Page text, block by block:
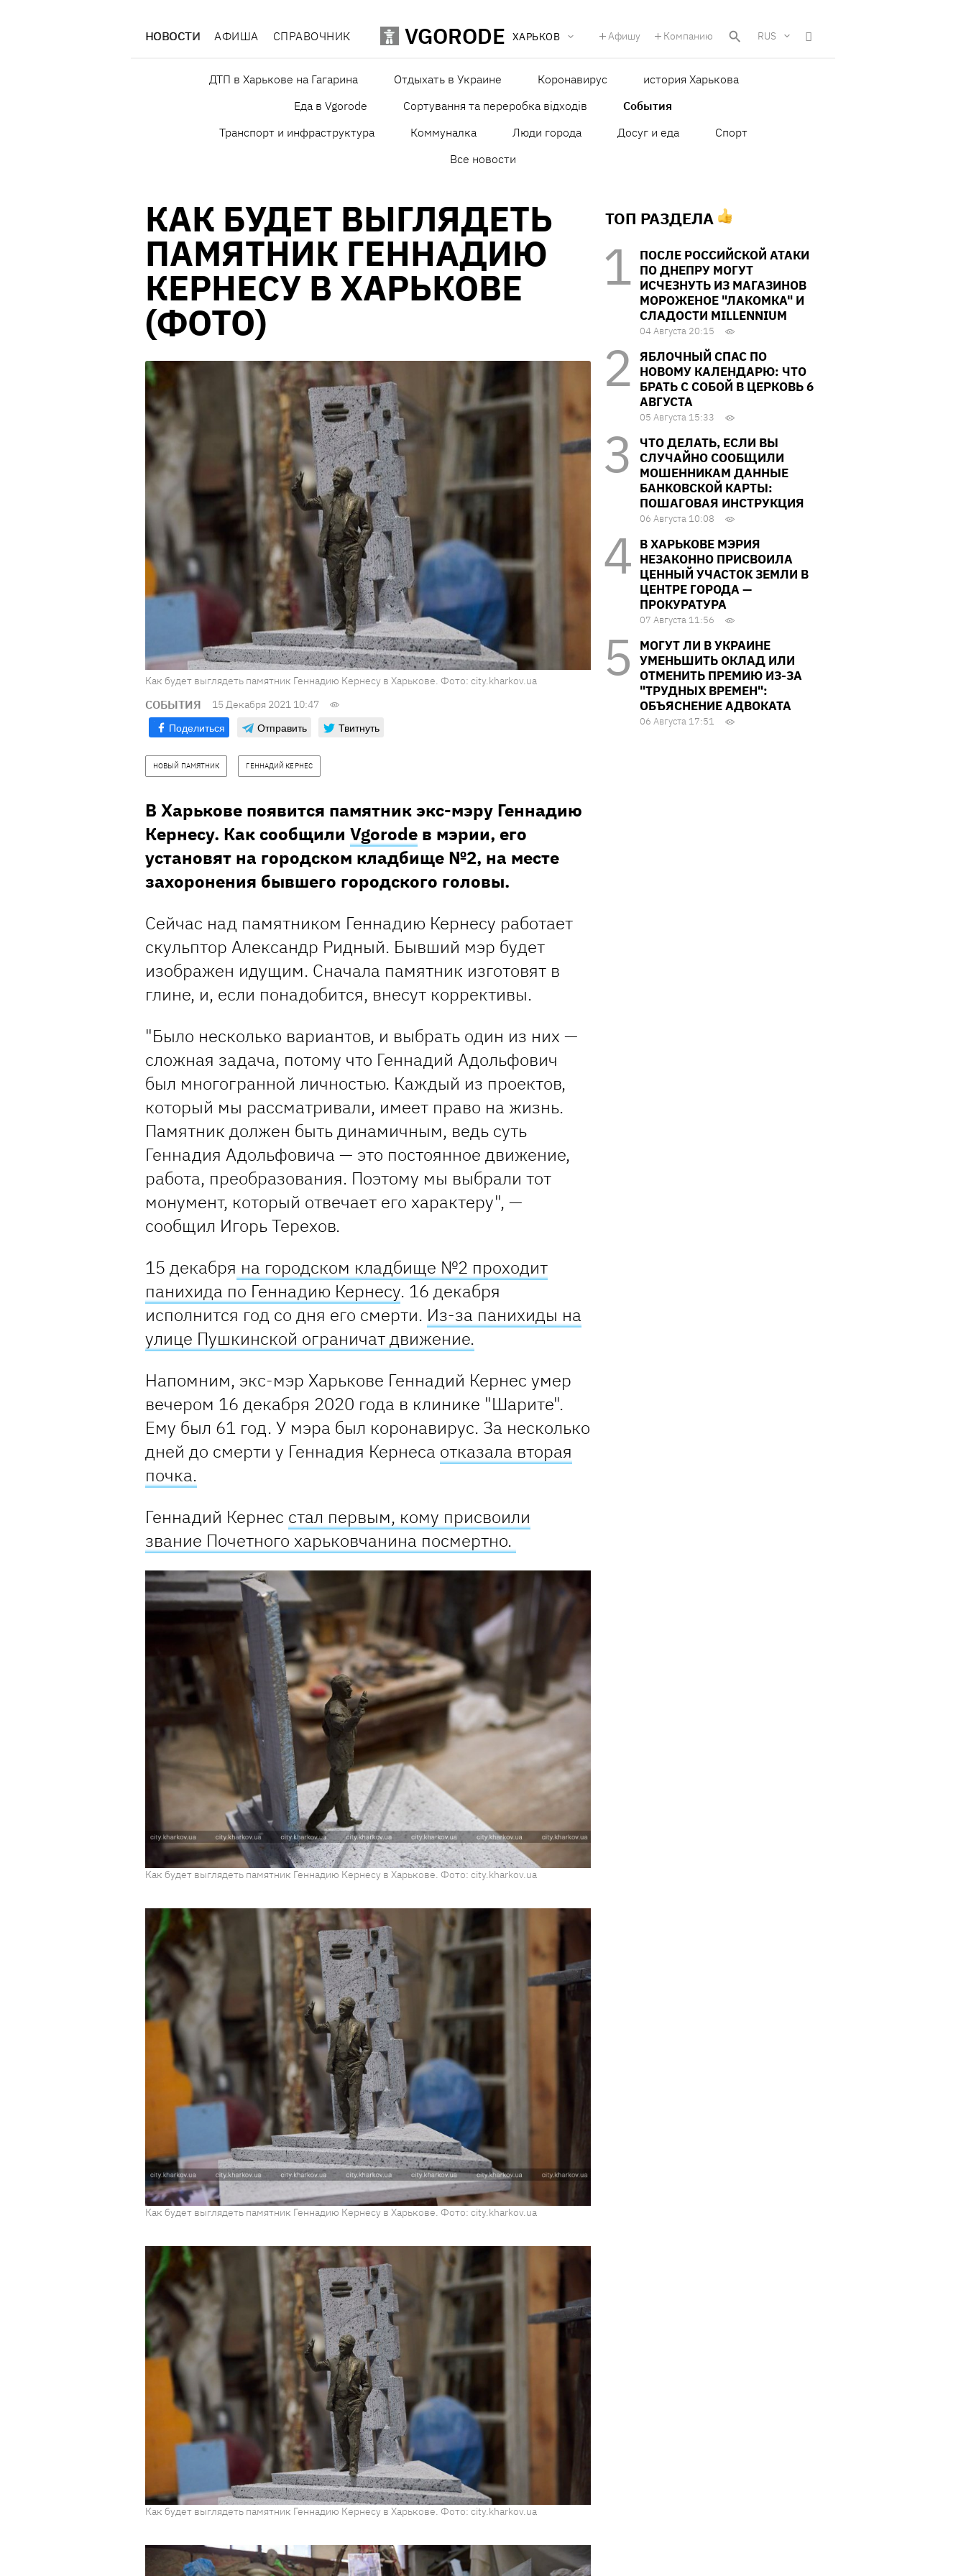
НОВОСТИ АФИША СПРАВОЧНИК VGORODE ХАРЬКОВ Афишу Компанию RUS
ДТП в Харькове на Гагарина Отдыхать в Украине Коронавирус
история Харькова
Еда в Vgorode
Сортування та переробка відходів
События
Транспорт и инфраструктура
Коммуналка Люди города Досуг и еда
Спорт
Все новости
КАК БУДЕТ ВЫГЛЯДЕТЬ
ПАМЯТНИК ГЕННАДИЮ
КЕРНЕСУ В ХАРЬКОВЕ
(ФОТО)
Как будет выглядеть памятник Геннадию Кернесу в Харькове. Фото: city.kharkov.ua
СОБЫТИЯ 15 Декабря 2021 10:47
Поделиться Отправить Твитнуть
НОВЫЙ ПАМЯТНИК ГЕННАДИЙ КЕРНЕС
В Харькове появится памятник экс-мэру Геннадию
Кернесу. Как сообщили Vgorode в мэрии, его
установят на городском кладбище №2, на месте
захоронения бывшего городского головы.
Сейчас над памятником Геннадию Кернесу работает
скульптор Александр Ридный. Бывший мэр будет
изображен идущим. Сначала памятник изготовят в
глине, и, если понадобится, внесут коррективы.
"Было несколько вариантов, и выбрать один из них —
сложная задача, потому что Геннадий Адольфович
был многогранной личностью. Каждый из проектов,
который мы рассматривали, имеет право на жизнь.
Памятник должен быть динамичным, ведь суть
Геннадия Адольфовича — это постоянное движение,
работа, преобразования. Поэтому мы выбрали тот
монумент, который отвечает его характеру", —
сообщил Игорь Терехов.
15 декабря на городском кладбище №2 проходит
панихида по Геннадию Кернесу. 16 декабря
исполнится год со дня его смерти. Из-за панихиды на
улице Пушкинской ограничат движение.
Напомним, экс-мэр Харькове Геннадий Кернес умер
вечером 16 декабря 2020 года в клинике "Шарите".
Ему был 61 год. У мэра был коронавирус. За несколько
дней до смерти у Геннадия Кернеса отказала вторая
почка.
Геннадий Кернес стал первым, кому присвоили
звание Почетного харьковчанина посмертно.
Как будет выглядеть памятник Геннадию Кернесу в Харькове. Фото: city.kharkov.ua
Как будет выглядеть памятник Геннадию Кернесу в Харькове. Фото: city.kharkov.ua
Как будет выглядеть памятник Геннадию Кернесу в Харькове. Фото: city.kharkov.ua
ТОП РАЗДЕЛА
ПОСЛЕ РОССИЙСКОЙ АТАКИ
ПО ДНЕПРУ МОГУТ
ИСЧЕЗНУТЬ ИЗ МАГАЗИНОВ
МОРОЖЕНОЕ "ЛАКОМКА" И
СЛАДОСТИ MILLENNIUM
04 Августа 20:15
ЯБЛОЧНЫЙ СПАС ПО
НОВОМУ КАЛЕНДАРЮ: ЧТО
БРАТЬ С СОБОЙ В ЦЕРКОВЬ 6
АВГУСТА
05 Августа 15:33
ЧТО ДЕЛАТЬ, ЕСЛИ ВЫ
СЛУЧАЙНО СООБЩИЛИ
МОШЕННИКАМ ДАННЫЕ
БАНКОВСКОЙ КАРТЫ:
ПОШАГОВАЯ ИНСТРУКЦИЯ
06 Августа 10:08
В ХАРЬКОВЕ МЭРИЯ
НЕЗАКОННО ПРИСВОИЛА
ЦЕННЫЙ УЧАСТОК ЗЕМЛИ В
ЦЕНТРЕ ГОРОДА —
ПРОКУРАТУРА
07 Августа 11:56
МОГУТ ЛИ В УКРАИНЕ
УМЕНЬШИТЬ ОКЛАД ИЛИ
ОТМЕНИТЬ ПРЕМИЮ ИЗ-ЗА
"ТРУДНЫХ ВРЕМЕН":
ОБЪЯСНЕНИЕ АДВОКАТА
06 Августа 17:51